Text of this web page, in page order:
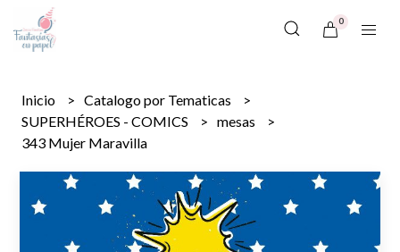
0
Inicio
Catalogo por Tematicas
SUPERHÉROES - COMICS
mesas
343 Mujer Maravilla